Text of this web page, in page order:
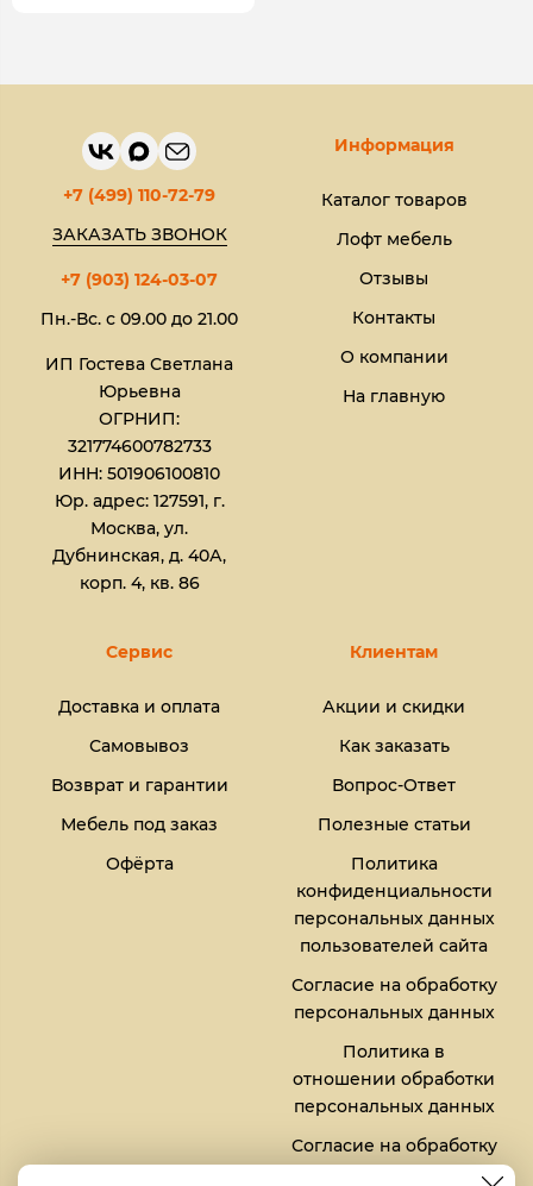
+7 (499) 110-72-79
ЗАКАЗАТЬ ЗВОНОК
+7 (903) 124-03-07
Пн.-Вс. с 09.00 до 21.00
ИП Гостева Светлана
Юрьевна​
ОГРНИП:
321774600782733
ИНН: 501906100810
Юр. адрес: 127591, г.
Москва, ул.
Дубнинская, д. 40А,
корп. 4, кв. 86
Информация
Каталог товаров
Лофт мебель
Отзывы
Контакты
О компании
На главную
Сервис
Доставка и оплата
Самовывоз
Возврат и гарантии
Мебель под заказ
Офёрта
Клиентам
Акции и скидки
Как заказать
Вопрос-Ответ
Полезные статьи
Политика
конфиденциальности
персональных данных
пользователей сайта
Согласие на обработку
персональных данных
Политика в
отношении обработки
персональных данных
Согласие на обработку
файлов кукис (cookies)